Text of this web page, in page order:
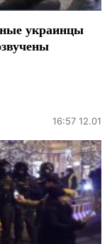
украинцы
16:57 12.01